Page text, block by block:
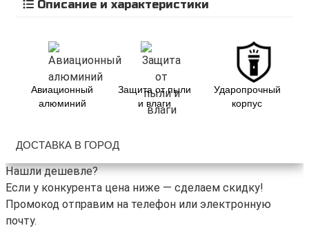
Описание и характеристики
Авиационный
алюминий
Защита от пыли
и влаги
Ударопрочный
корпус
ДОСТАВКА В ГОРОД
Нашли дешевле?
Если у конкурента цена ниже — сделаем скидку!
Промокод отправим на телефон или электронную
почту.